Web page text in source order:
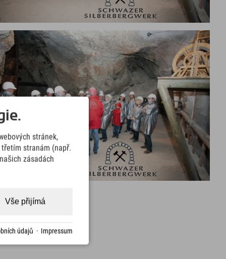
stránek,
stranám (např.
zásadách
Vše přijímá
údajů · Impressum